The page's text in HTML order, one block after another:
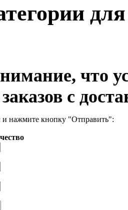
что
с
и нажмите кнопку "Отправить":